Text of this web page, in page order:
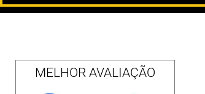
MELHOR AVALIAÇÃO